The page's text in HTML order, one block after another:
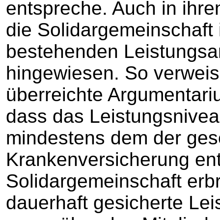
entspreche. Auch in
die
bestehenden
hingewiesen. So
überreichte
dass das
mindestens dem der
Krankenversicherung
Solidargemeinschaft
dauerhaft gesicherte